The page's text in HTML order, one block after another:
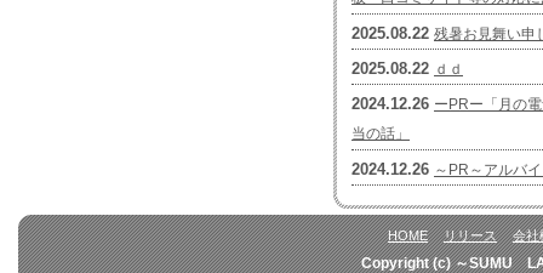
2025.08.22 残暑お見舞い申
2025.08.22 ｄｄ
2024.12.26 ーPRー「月の
当の話」
2024.12.26 ～PR～アルバ
HOME リリース 会社
Copyright (c) ～SUMU